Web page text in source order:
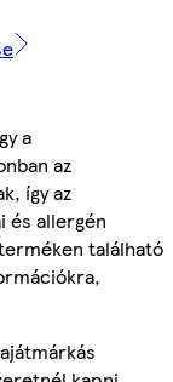
a
az
így az
és allergén
található